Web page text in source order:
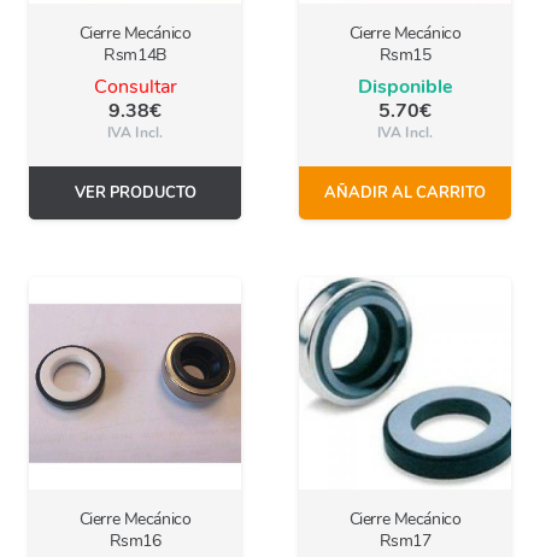
Cierre Mecánico
Rsm14B
Consultar
9.38€
IVA Incl.
VER PRODUCTO
Cierre Mecánico
Rsm15
Disponible
5.70€
IVA Incl.
AÑADIR AL CARRITO
Cierre Mecánico
Rsm16
Cierre Mecánico
Rsm17